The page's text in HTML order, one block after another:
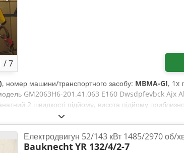
/7
, номер машини/транспортного засобу: MBMA-GI, 1x
GM2063H6-201.41.063 E160 Dwsdpfevbck Ajx
2 швидкості підйому, висота підйому
підвісний пульт керування та роз'єм для
стан, див. фото Місцезнаходження: 75053
Електродвигун 52/143 кВт 1485/2970 об/
BauknechtYR 132/4/2-7